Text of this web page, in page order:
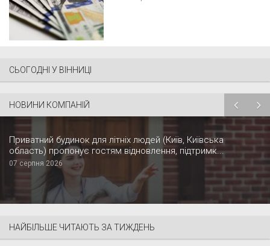
СЬОГОДНІ У ВІННИЦІ
НОВИНИ КОМПАНІЙ
Приватний будинок для літніх людей (Київ, Київська
область) пропонує гостям відновлення, підтримк...
07 серпня 2026
НАЙБІЛЬШЕ ЧИТАЮТЬ ЗА ТИЖДЕНЬ